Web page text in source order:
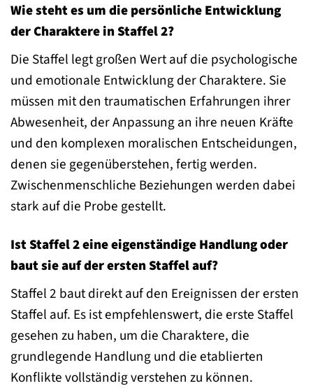
Wie steht es um die persönliche Entwicklung
der Charaktere in Staffel 2?
Die Staffel legt großen Wert auf die psychologische
und emotionale Entwicklung der Charaktere. Sie
müssen mit den traumatischen Erfahrungen ihrer
Abwesenheit, der Anpassung an ihre neuen Kräfte
und den komplexen moralischen Entscheidungen,
denen sie gegenüberstehen, fertig werden.
Zwischenmenschliche Beziehungen werden dabei
stark auf die Probe gestellt.
Ist Staffel 2 eine eigenständige Handlung oder
baut sie auf der ersten Staffel auf?
Staffel 2 baut direkt auf den Ereignissen der ersten
Staffel auf. Es ist empfehlenswert, die erste Staffel
gesehen zu haben, um die Charaktere, die
grundlegende Handlung und die etablierten
Konflikte vollständig verstehen zu können.